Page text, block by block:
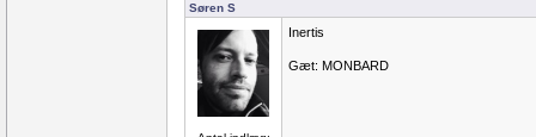
Søren S
Inertis
Gæt: MONBARD